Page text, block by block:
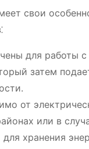
свои
для работы с
затем
от
или в
хранения